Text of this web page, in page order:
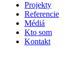
Projekty
Referencie
Médiá
Kto som
Kontakt